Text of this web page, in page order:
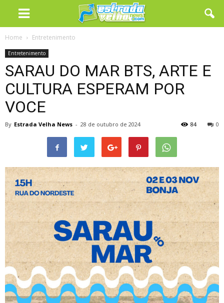
Home Entretenimento
Entretenimento
SARAU DO MAR BTS, ARTE E
CULTURA ESPERAM POR
VOCE
By Estrada Velha News - 28 de outubro de 2024 0
84